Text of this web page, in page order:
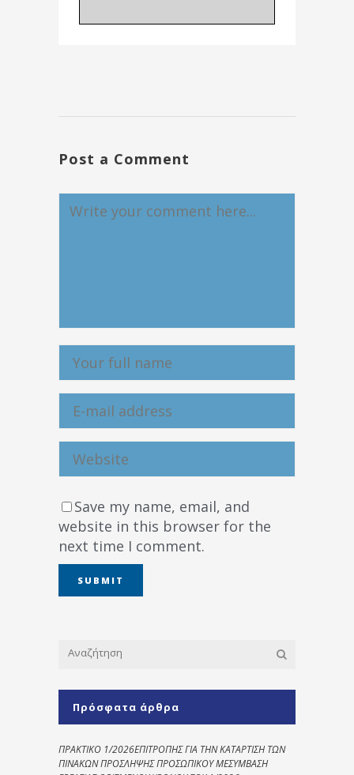
Post a Comment
Save my name, email, and
website in this browser for the
next time I comment.
Πρόσφατα άρθρα
ΠΡΑΚΤΙΚΟ 1/2026ΕΠΙΤΡΟΠΗΣ ΓΙΑ ΤΗΝ ΚΑΤΑΡΤΙΣΗ ΤΩΝ
ΠΙΝΑΚΩΝ ΠΡΟΣΛΗΨΗΣ ΠΡΟΣΩΠΙΚΟΥ ΜΕΣΥΜΒΑΣΗ